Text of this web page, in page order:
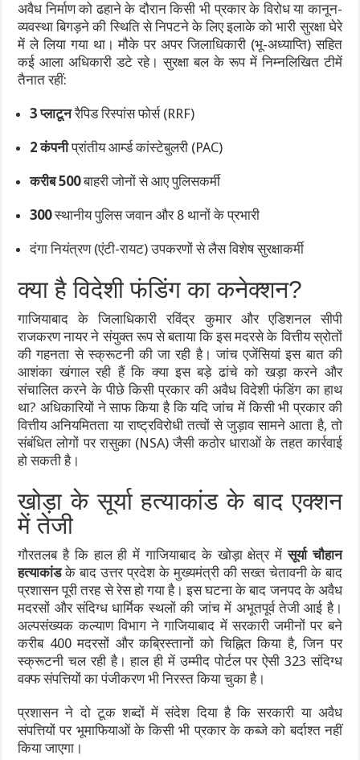
अवैध निर्माण को ढहाने के दौरान किसी भी प्रकार के विरोध या कानून-
व्यवस्था बिगड़ने की स्थिति से निपटने के लिए इलाके को भारी सुरक्षा घेरे
में ले लिया गया था। मौके पर अपर जिलाधिकारी (भू-अध्याप्ति) सहित
कई आला अधिकारी डटे रहे। सुरक्षा बल के रूप में निम्नलिखित टीमें
तैनात रहीं:
3 प्लाटूनरैपिड रिस्पांस फोर्स (RRF)
2 कंपनीप्रांतीय आर्म्ड कांस्टेबुलरी (PAC)
करीब 500बाहरी जोनों से आए पुलिसकर्मी
300स्थानीय पुलिस जवान और 8 थानों के प्रभारी
दंगा नियंत्रण (एंटी-रायट) उपकरणों से लैस विशेष सुरक्षाकर्मी
क्या है विदेशी फंडिंग का कनेक्शन?
गाजियाबाद के जिलाधिकारी रविंद्र कुमार और एडिशनल सीपी
राजकरण नायर ने संयुक्त रूप से बताया कि इस मदरसे के वित्तीय स्रोतों
की गहनता से स्क्रूटनी की जा रही है। जांच एजेंसियां इस बात की
आशंका खंगाल रही हैं कि क्या इस बड़े ढांचे को खड़ा करने और
संचालित करने के पीछे किसी प्रकार की अवैध विदेशी फंडिंग का हाथ
था? अधिकारियों ने साफ किया है कि यदि जांच में किसी भी प्रकार की
वित्तीय अनियमितता या राष्ट्रविरोधी तत्वों से जुड़ाव सामने आता है, तो
संबंधित लोगों पर रासुका (NSA) जैसी कठोर धाराओं के तहत कार्रवाई
हो सकती है।
खोड़ा के सूर्या हत्याकांड के बाद एक्शन
में तेजी
गौरतलब है कि हाल ही में गाजियाबाद के खोड़ा क्षेत्र मेंसूर्या चौहान
हत्याकांडके बाद उत्तर प्रदेश के मुख्यमंत्री की सख्त चेतावनी के बाद
प्रशासन पूरी तरह से रेस हो गया है। इस घटना के बाद जनपद के अवैध
मदरसों और संदिग्ध धार्मिक स्थलों की जांच में अभूतपूर्व तेजी आई है।
अल्पसंख्यक कल्याण विभाग ने गाजियाबाद में सरकारी जमीनों पर बने
करीब 400 मदरसों और कब्रिस्तानों को चिह्नित किया है, जिन पर
स्क्रूटनी चल रही है। हाल ही में उम्मीद पोर्टल पर ऐसी 323 संदिग्ध
वक्फ संपत्तियों का पंजीकरण भी निरस्त किया चुका है।
प्रशासन ने दो टूक शब्दों में संदेश दिया है कि सरकारी या अवैध
संपत्तियों पर भूमाफियाओं के किसी भी प्रकार के कब्जे को बर्दाश्त नहीं
किया जाएगा।